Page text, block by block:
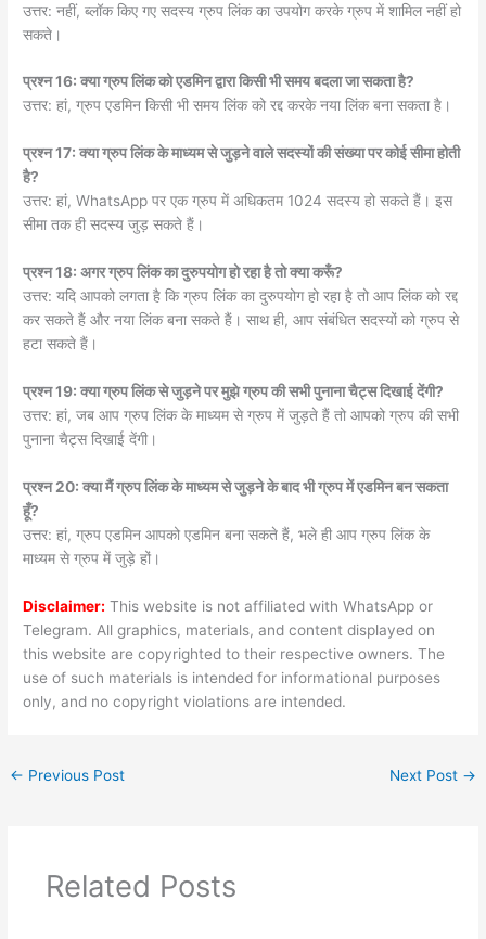
उत्तर: नहीं, ब्लॉक किए गए सदस्य ग्रुप लिंक का उपयोग करके ग्रुप में शामिल नहीं हो
सकते।
प्रश्न 16: क्या ग्रुप लिंक को एडमिन द्वारा किसी भी समय बदला जा सकता है?
उत्तर: हां, ग्रुप एडमिन किसी भी समय लिंक को रद्द करके नया लिंक बना सकता है।
प्रश्न 17: क्या ग्रुप लिंक के माध्यम से जुड़ने वाले सदस्यों की संख्या पर कोई सीमा होती
है?
उत्तर: हां, WhatsApp पर एक ग्रुप में अधिकतम 1024 सदस्य हो सकते हैं। इस
सीमा तक ही सदस्य जुड़ सकते हैं।
प्रश्न 18: अगर ग्रुप लिंक का दुरुपयोग हो रहा है तो क्या करूँ?
उत्तर: यदि आपको लगता है कि ग्रुप लिंक का दुरुपयोग हो रहा है तो आप लिंक को रद्द
कर सकते हैं और नया लिंक बना सकते हैं। साथ ही, आप संबंधित सदस्यों को ग्रुप से
हटा सकते हैं।
प्रश्न 19: क्या ग्रुप लिंक से जुड़ने पर मुझे ग्रुप की सभी पुनाना चैट्स दिखाई देंगी?
उत्तर: हां, जब आप ग्रुप लिंक के माध्यम से ग्रुप में जुड़ते हैं तो आपको ग्रुप की सभी
पुनाना चैट्स दिखाई देंगी।
प्रश्न 20: क्या मैं ग्रुप लिंक के माध्यम से जुड़ने के बाद भी ग्रुप में एडमिन बन सकता
हूँ?
उत्तर: हां, ग्रुप एडमिन आपको एडमिन बना सकते हैं, भले ही आप ग्रुप लिंक के
माध्यम से ग्रुप में जुड़े हों।
Disclaimer: This website is not affiliated with WhatsApp or
Telegram. All graphics, materials, and content displayed on
this website are copyrighted to their respective owners. The
use of such materials is intended for informational purposes
only, and no copyright violations are intended.
← Previous Post Next Post →
Related Posts